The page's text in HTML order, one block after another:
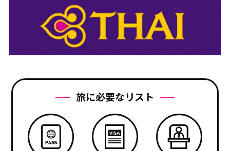
旅に必要なリスト